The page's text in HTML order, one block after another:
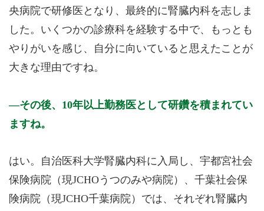
央病院で研修医となり、最終的に腎臓内科を志しま
した。いくつかの診療科を経験する中で、もっとも
やりがいを感じ、自分に向いていると思えたことが
大きな理由ですね。
その後、10年以上勤務医として研鑽を積まれてい
ますね。
はい。自治医科大学腎臓内科に入局し、宇都宮社会
保険病院（現JCHOうつのみや病院）、千葉社会保
険病院（現JCHO千葉病院）では、それぞれ腎臓内